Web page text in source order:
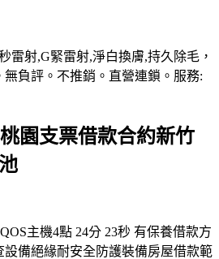
雷射,G緊雷射,淨白換膚,持久除毛，
負評。不推銷。直營連鎖。服務:
園支票借款合約新竹
主機4點 24分 23秒 有保養借款方
設備絕緣耐安全防護裝備房屋借款範